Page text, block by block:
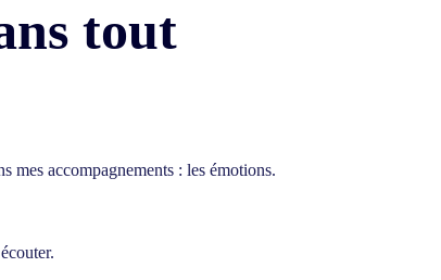
tout
mes accompagnements : les émotions.